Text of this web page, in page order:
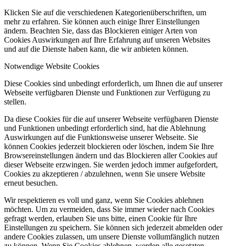
Klicken Sie auf die verschiedenen Kategorienüberschriften, um
mehr zu erfahren. Sie können auch einige Ihrer Einstellungen
ändern. Beachten Sie, dass das Blockieren einiger Arten von
Cookies Auswirkungen auf Ihre Erfahrung auf unseren Websites
und auf die Dienste haben kann, die wir anbieten können.
Notwendige Website Cookies
Diese Cookies sind unbedingt erforderlich, um Ihnen die auf unserer
Webseite verfügbaren Dienste und Funktionen zur Verfügung zu
stellen.
Da diese Cookies für die auf unserer Webseite verfügbaren Dienste
und Funktionen unbedingt erforderlich sind, hat die Ablehnung
Auswirkungen auf die Funktionsweise unserer Webseite. Sie
können Cookies jederzeit blockieren oder löschen, indem Sie Ihre
Browsereinstellungen ändern und das Blockieren aller Cookies auf
dieser Webseite erzwingen. Sie werden jedoch immer aufgefordert,
Cookies zu akzeptieren / abzulehnen, wenn Sie unsere Website
erneut besuchen.
Wir respektieren es voll und ganz, wenn Sie Cookies ablehnen
möchten. Um zu vermeiden, dass Sie immer wieder nach Cookies
gefragt werden, erlauben Sie uns bitte, einen Cookie für Ihre
Einstellungen zu speichern. Sie können sich jederzeit abmelden oder
andere Cookies zulassen, um unsere Dienste vollumfänglich nutzen